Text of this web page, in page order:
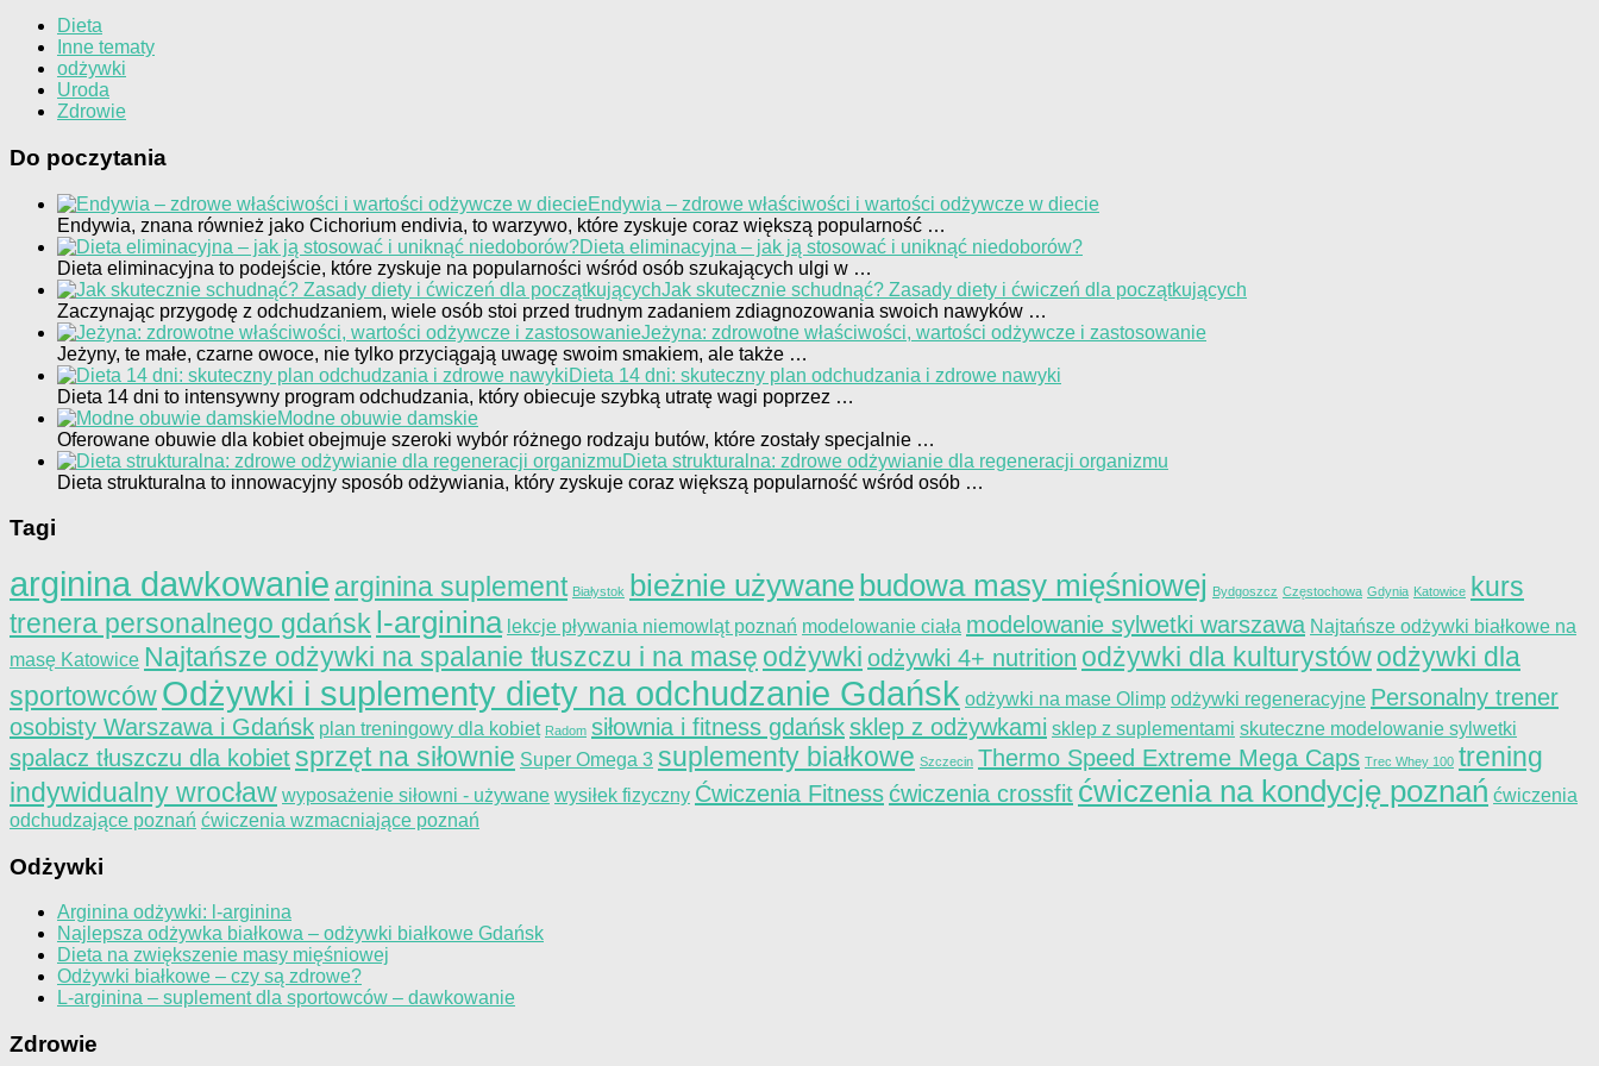
Dieta
Inne tematy
odżywki
Uroda
Zdrowie
Do poczytania
Endywia – zdrowe właściwości i wartości odżywcze w diecie
Endywia, znana również jako Cichorium endivia, to warzywo, które zyskuje coraz większą popularność …
Dieta eliminacyjna – jak ją stosować i uniknąć niedoborów?
Dieta eliminacyjna to podejście, które zyskuje na popularności wśród osób szukających ulgi w …
Jak skutecznie schudnąć? Zasady diety i ćwiczeń dla początkujących
Zaczynając przygodę z odchudzaniem, wiele osób stoi przed trudnym zadaniem zdiagnozowania swoich nawyków …
Jeżyna: zdrowotne właściwości, wartości odżywcze i zastosowanie
Jeżyny, te małe, czarne owoce, nie tylko przyciągają uwagę swoim smakiem, ale także …
Dieta 14 dni: skuteczny plan odchudzania i zdrowe nawyki
Dieta 14 dni to intensywny program odchudzania, który obiecuje szybką utratę wagi poprzez …
Modne obuwie damskie
Oferowane obuwie dla kobiet obejmuje szeroki wybór różnego rodzaju butów, które zostały specjalnie …
Dieta strukturalna: zdrowe odżywianie dla regeneracji organizmu
Dieta strukturalna to innowacyjny sposób odżywiania, który zyskuje coraz większą popularność wśród osób …
Tagi
arginina dawkowanie arginina suplement Białystok bieżnie używanebudowa masy mięśniowej Bydgoszcz Częstochowa Gdynia Katowice kurs
trenera personalnego gdańsk l-arginina lekcje pływania niemowląt poznań modelowanie ciała modelowanie sylwetki warszawa Najtańsze odżywki białkowe na
masę Katowice Najtańsze odżywki na spalanie tłuszczu i na masę odżywki odżywki 4+ nutrition odżywki dla kulturystówodżywki dla
sportowcówOdżywki i suplementy diety na odchudzanie Gdańsk odżywki na mase Olimp odżywki regeneracyjne Personalny trener
osobisty Warszawa i Gdańsk plan treningowy dla kobiet Radom siłownia i fitness gdańsksklep z odżywkami sklep z suplementami skuteczne modelowanie sylwetki
spalacz tłuszczu dla kobiet sprzęt na siłownie Super Omega 3 suplementy białkowe Szczecin Thermo Speed Extreme Mega Caps Trec Whey 100 trening
indywidualny wrocław wyposażenie siłowni - używane wysiłek fizyczny Ćwiczenia Fitnessćwiczenia crossfit ćwiczenia na kondycję poznań ćwiczenia
odchudzające poznań ćwiczenia wzmacniające poznań
Odżywki
Arginina odżywki: l-arginina
Najlepsza odżywka białkowa – odżywki białkowe Gdańsk
Dieta na zwiększenie masy mięśniowej
Odżywki białkowe – czy są zdrowe?
L-arginina – suplement dla sportowców – dawkowanie
Zdrowie